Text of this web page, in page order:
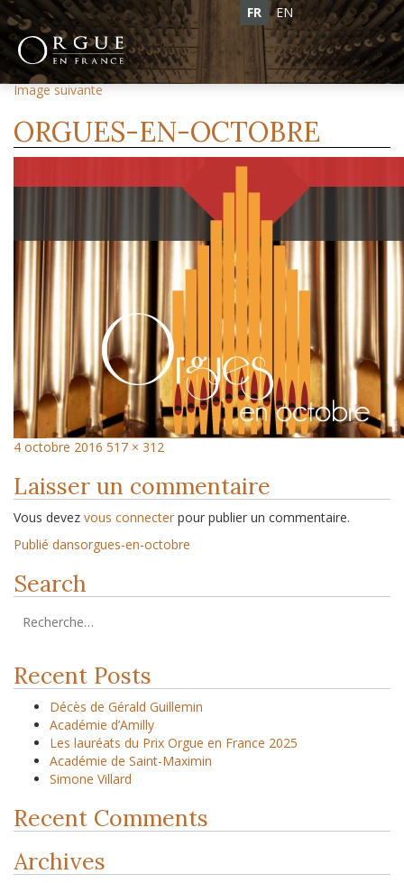
FR EN
Image précédente
Image suivante
ORGUES-EN-OCTOBRE
4 octobre 2016 517 × 312
Laisser un commentaire
Vous devez vous connecter pour publier un commentaire.
Publié dansorgues-en-octobre
Search
Recent Posts
Décès de Gérald Guillemin
Académie d’Amilly
Les lauréats du Prix Orgue en France 2025
Académie de Saint-Maximin
Simone Villard
Recent Comments
Archives